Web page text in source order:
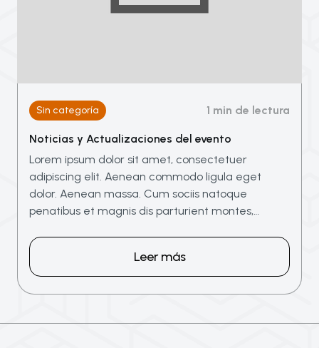
Sin categoría 1 min de lectura
Noticias y Actualizaciones del evento
Lorem ipsum dolor sit amet, consectetuer
adipiscing elit. Aenean commodo ligula eget
dolor. Aenean massa. Cum sociis natoque
penatibus et magnis dis parturient montes,…
Leer más